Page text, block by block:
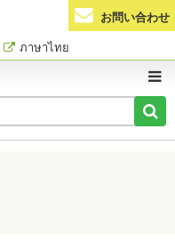
お問い合わせ
ภาษาไทย